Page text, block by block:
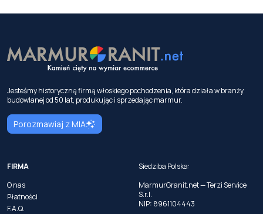
Jesteśmy historyczną firmą włoskiego pochodzenia, która działa w branży
budowlanej od 50 lat, produkując i sprzedając marmur.
Porozmawiaj z MIA
FIRMA
O nas
Płatności
F.A.Q.
Siedziba Polska:
MarmurGranit.net — Terzi Service
S.r.l.
NIP: 8961104443